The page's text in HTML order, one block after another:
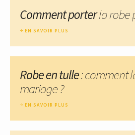
Comment porterla robe
EN SAVOIR PLUS
Robe en tulle: comment
mariage ?
EN SAVOIR PLUS